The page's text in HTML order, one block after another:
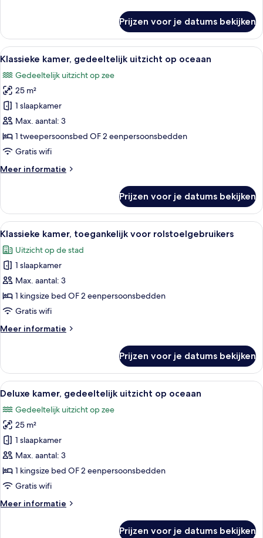
Partial
Ocean
View
Prijzen voor je datums bekijken
Alle
foto's
voor
Klassieke
kamer,
gedeeltelijk
uitzicht
op
laden
Een hotelkamer met een groot bed,
6
Klassieke kamer, gedeeltelijk uitzicht op oceaan
Gedeeltelijk uitzicht op zee
25 m²
1 slaapkamer
Max. aantal: 3
1 tweepersoonsbed OF 2 eenpersoonsbedden
Gratis wifi
Meer informatie
Meer
kamer,
gedeeltelijk
uitzicht
oceaan
Prijzen voor je datums bekijken
Alle
foto's
voor
Klassieke
kamer,
toegankelijk
voor
laden
Een hotelkamer met een groot bed,
5
Klassieke kamer, toegankelijk voor rolstoelgebruikers
Uitzicht op de stad
1 slaapkamer
Max. aantal: 3
1 kingsize bed OF 2 eenpersoonsbedden
Gratis wifi
Meer informatie
Meer
kamer,
toegankelijk
voor
rolstoelgebruikers
Prijzen voor je datums bekijken
Alle
foto's
voor
Deluxe
kamer,
gedeeltelijk
uitzicht
op
laden
Hotelkamer met een groot bed,
5
Deluxe kamer, gedeeltelijk uitzicht op oceaan
Gedeeltelijk uitzicht op zee
25 m²
1 slaapkamer
Max. aantal: 3
1 kingsize bed OF 2 eenpersoonsbedden
Gratis wifi
Meer informatie
Meer
Prijzen voor je datums bekijken